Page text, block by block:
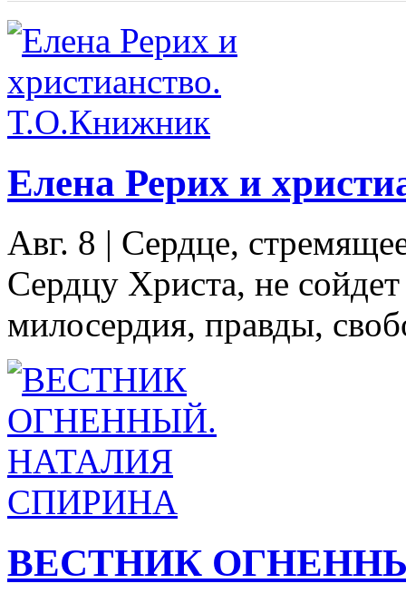
Елена Рерих и
Авг. 8 | Сердце,
Сердцу Христа, не
милосердия, правды,
ВЕСТНИК